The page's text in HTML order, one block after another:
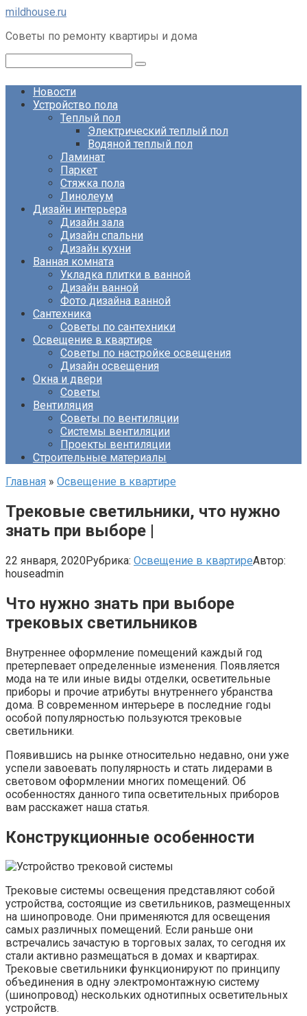
Перейти
контенту
mildhouse.ru
Советы по ремонту квартиры и дома
Новости
Устройство пола
Теплый пол
Электрический теплый пол
Водяной теплый пол
Ламинат
Паркет
Стяжка пола
Линолеум
Дизайн интерьера
Дизайн зала
Дизайн спальни
Дизайн кухни
Ванная комната
Укладка плитки в ванной
Дизайн ванной
Фото дизайна ванной
Сантехника
Советы по сантехники
Освещение в квартире
Советы по настройке освещения
Дизайн освещения
Окна и двери
Советы
Вентиляция
Советы по вентиляции
Системы вентиляции
Проекты вентиляции
Строительные материалы
Главная » Освещение в квартире
Трековые светильники, что нужно
знать при выборе |
22 января, 2020Рубрика: Освещение в квартиреАвтор:
houseadmin
Что нужно знать при выборе
трековых светильников
Внутреннее оформление помещений каждый год
претерпевает определенные изменения. Появляется
мода на те или иные виды отделки, осветительные
приборы и прочие атрибуты внутреннего убранства
дома. В современном интерьере в последние годы
особой популярностью пользуются трековые
светильники.
Появившись на рынке относительно недавно, они уже
успели завоевать популярность и стать лидерами в
световом оформлении многих помещений. Об
особенностях данного типа осветительных приборов
вам расскажет наша статья.
Конструкционные особенности
Трековые системы освещения представляют собой
устройства, состоящие из светильников, размещенных
на шинопроводе. Они применяются для освещения
самых различных помещений. Если раньше они
встречались зачастую в торговых залах, то сегодня их
стали активно размещаться в домах и квартирах.
Трековые светильники функционируют по принципу
объединения в одну электромонтажную систему
(шинопровод) нескольких однотипных осветительных
устройств.